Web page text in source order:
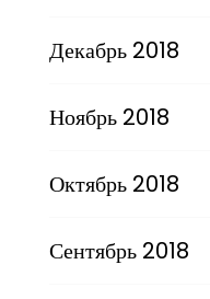
Декабрь 2018
Ноябрь 2018
Октябрь 2018
Сентябрь 2018